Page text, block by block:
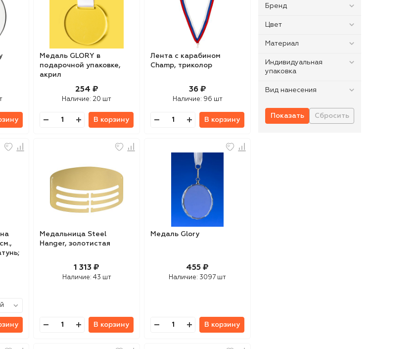
Медаль GLORY в
подарочной упаковке,
акрил
254 ₽
Наличие: 20 шт
В корзину
Лента с карабином
Champ, триколор
36 ₽
Наличие: 96 шт
В корзину
Медальница Steel
Hanger, золотистая
1 313 ₽
Наличие: 43 шт
В корзину
Медаль Glory
455 ₽
Наличие: 3097 шт
В корзину
Бренд
Цвет
Материал
Индивидуальная
упаковка
Вид нанесения